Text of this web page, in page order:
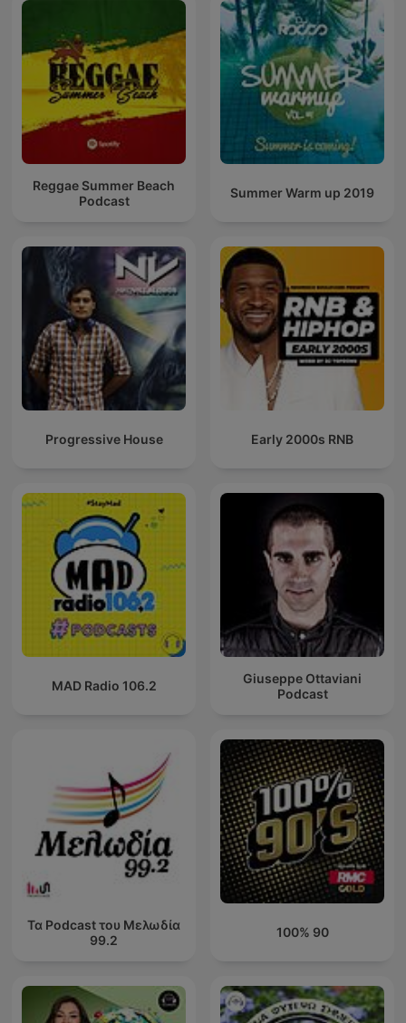
Reggae Summer Beach
Podcast
Summer Warm up 2019
Progressive House Early 2000s RNB
MAD Radio 106.2
Giuseppe Ottaviani
Podcast
Τα Podcast του Μελωδία
99.2
100% 90